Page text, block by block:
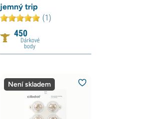
jemný trip
(1)
450
Dárkové
body
Není skladem